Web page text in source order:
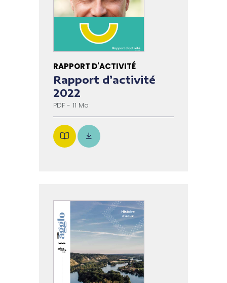
RAPPORT D'ACTIVITÉ
Rapport d’activité
2022
PDF - 11 Mo